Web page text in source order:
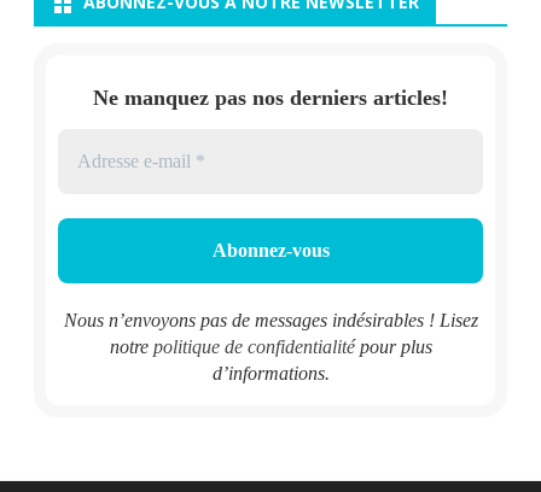
Ne manquez pas nos derniers articles!
Nous n’envoyons pas de messages indésirables ! Lisez
notre politique de confidentialitépour plus
d’informations.